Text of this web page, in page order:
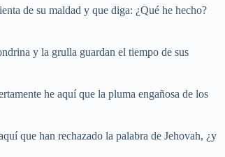
de su maldad y que diga: ¿Qué he hecho?
y la grulla guardan el tiempo de sus
he aquí que la pluma engañosa de los
que han rechazado la palabra de Jehovah, ¿y